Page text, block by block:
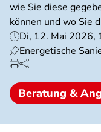
wie Sie diese
können und wo Sie
Di, 12. Mai 2026,
Energetische
Beratung &